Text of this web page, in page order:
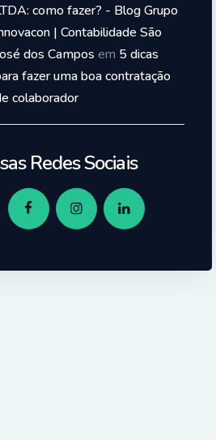
como fazer? - Blog Grupo
| Contabilidade São
dos Campos em 5 dicas
fazer uma boa contratação
colaborador
Redes Sociais